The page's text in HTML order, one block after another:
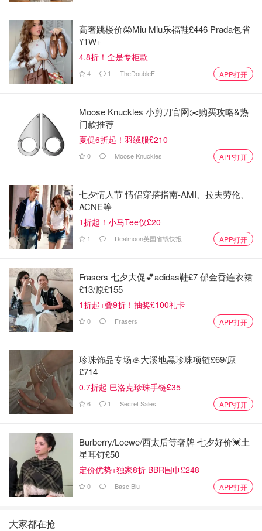
高奢跳楼价😱Miu Miu乐福鞋£446 Prada包省
¥1W+
4.8折！全是专柜款
4 1 TheDoubleF APP打开
Moose Knuckles 小剪刀官网✂️购买攻略&热
门款推荐
夏促6折起！羽绒服£210
0 Moose Knuckles APP打开
七夕情人节 情侣穿搭指南-AMI、拉夫劳伦、
ACNE等
1折起！小马Tee仅£20
1 Dealmoon英国省钱快报 APP打开
Frasers 七夕大促💕adidas鞋£7 郁金香连衣裙
£13/原£155
1折起+叠9折！抽奖£100礼卡
0 Frasers APP打开
珍珠饰品专场🦪大溪地黑珍珠项链£69/原
£714
0.7折起 巴洛克珍珠手链£35
6 1 Secret Sales APP打开
Burberry/Loewe/西太后等奢牌 七夕好价💓土
星耳钉£50
定价优势+独家8折 BBR围巾£248
0 Base Blu APP打开
大家都在抢